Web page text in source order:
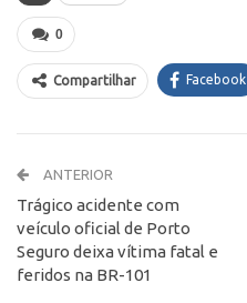
0
Compartilhar Facebook
ANTERIOR
Trágico acidente com
veículo oficial de Porto
Seguro deixa vítima fatal e
feridos na BR-101